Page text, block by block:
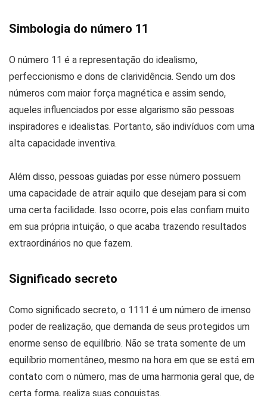
Simbologia do número 11
O número 11 é a representação do idealismo,
perfeccionismo e dons de clarividência. Sendo um dos
números com maior força magnética e assim sendo,
aqueles influenciados por esse algarismo são pessoas
inspiradores e idealistas. Portanto, são indivíduos com uma
alta capacidade inventiva.
Além disso, pessoas guiadas por esse número possuem
uma capacidade de atrair aquilo que desejam para si com
uma certa facilidade. Isso ocorre, pois elas confiam muito
em sua própria intuição, o que acaba trazendo resultados
extraordinários no que fazem.
Significado secreto
Como significado secreto, o 1111 é um número de imenso
poder de realização, que demanda de seus protegidos um
enorme senso de equilíbrio. Não se trata somente de um
equilíbrio momentâneo, mesmo na hora em que se está em
contato com o número, mas de uma harmonia geral que, de
certa forma, realiza suas conquistas.